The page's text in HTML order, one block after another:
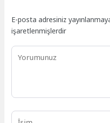
E-posta adresiniz
işaretlenmişlerdir